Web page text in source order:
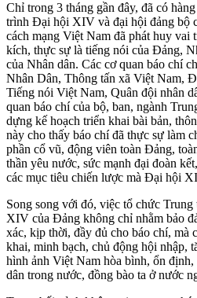
Chỉ trong 3 tháng gần đây, đã có
trình Đại hội XIV và đại hội đảng bộ
cách mạng Việt Nam đã phát huy vai
kích, thực sự là tiếng nói của Đảng,
của Nhân dân. Các cơ quan báo chí
Nhân Dân, Thông tấn xã Việt Nam,
Tiếng nói Việt Nam, Quân đội nhân
quan báo chí của bộ, ban, ngành
dựng kế hoạch triển khai bài bản,
này cho thấy báo chí đã thực sự làm
phần cổ vũ, động viên toàn Đảng,
thần yêu nước, sức mạnh đại đoàn
các mục tiêu chiến lược mà Đại hội
Song song với đó, việc tổ chức
XIV của Đảng không chỉ nhằm bảo
xác, kịp thời, đầy đủ cho báo chí, mà
khai, minh bạch, chủ động hội nhập,
hình ảnh Việt Nam hòa bình, ổn
dân trong nước, đồng bào ta ở nước